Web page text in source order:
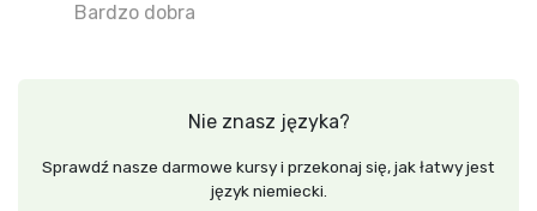
Bardzo dobra
Nie znasz języka?
Sprawdź nasze darmowe kursy i przekonaj się, jak łatwy jest
język niemiecki.